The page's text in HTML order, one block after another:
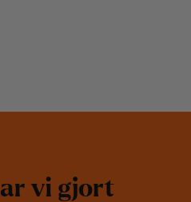
ar vi gjort